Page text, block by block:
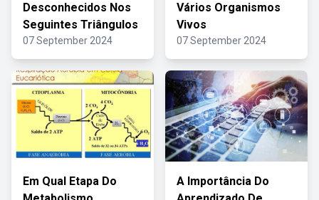
Desconhecidos Nos
Seguintes Triângulos
07 September 2024
Vários Organismos
Vivos
07 September 2024
Em Qual Etapa Do
A Importância Do